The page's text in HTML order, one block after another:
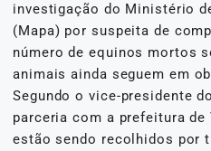
investigação do Ministério
(Mapa) por suspeita de
número de equinos mortos
animais ainda seguem em
Segundo o vice-presidente
parceria com a prefeitura
estão sendo recolhidos por